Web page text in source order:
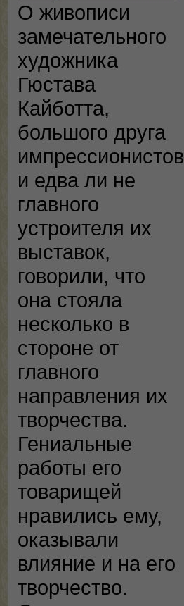
О живописи
замечательного
художника
Гюстава
Кайботта,
большого друга
импрессионистов
и едва ли не
главного
устроителя их
выставок,
говорили, что
она стояла
несколько в
стороне от
главного
направления их
творчества.
Гениальные
работы его
товарищей
нравились ему,
оказывали
влияние и на его
творчество.